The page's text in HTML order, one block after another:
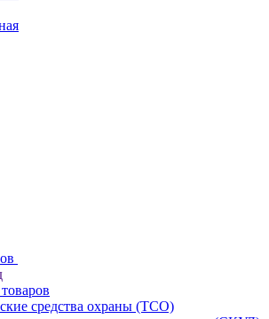
средства охраны (ТСО)